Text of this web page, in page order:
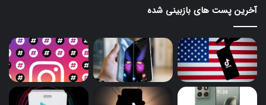
آخرین پست های بازبینی شده